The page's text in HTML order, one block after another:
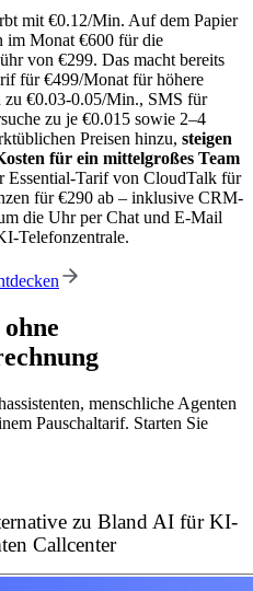
mit €0.12/Min. Auf dem Papier
im Monat €600 für die
von €299. Das macht bereits
für €499/Monat für höhere
zu €0.03-0.05/Min., SMS für
zu je €0.015 sowie 2–4
Preisen hinzu, steigen
für ein mittelgroßes Team
Essential-Tarif von CloudTalk für
für €290 ab – inklusive CRM-
die Uhr per Chat und E-Mail
Telefonzentrale.
menschliche Agenten
Pauschaltarif. Starten Sie
zu Bland AI für KI-
Callcenter